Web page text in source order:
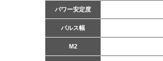
パワー安定度
パルス幅
M2